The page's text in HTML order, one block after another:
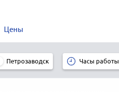
Цены
Петрозаводск Часы работы